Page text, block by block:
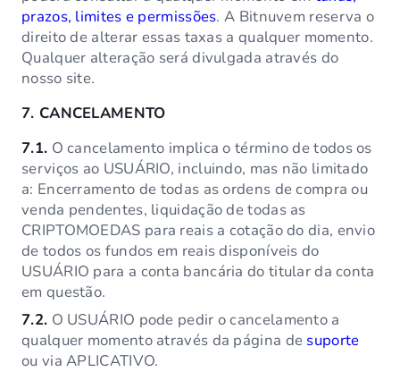
prazos, limites e permissões. A Bitnuvem reserva o
direito de alterar essas taxas a qualquer momento.
Qualquer alteração será divulgada através do
nosso site.
7. CANCELAMENTO
7.1. O cancelamento implica o término de todos os
serviços ao USUÁRIO, incluindo, mas não limitado
a: Encerramento de todas as ordens de compra ou
venda pendentes, liquidação de todas as
CRIPTOMOEDAS para reais a cotação do dia, envio
de todos os fundos em reais disponíveis do
USUÁRIO para a conta bancária do titular da conta
em questão.
7.2. O USUÁRIO pode pedir o cancelamento a
qualquer momento através da página de suporte
ou via APLICATIVO.